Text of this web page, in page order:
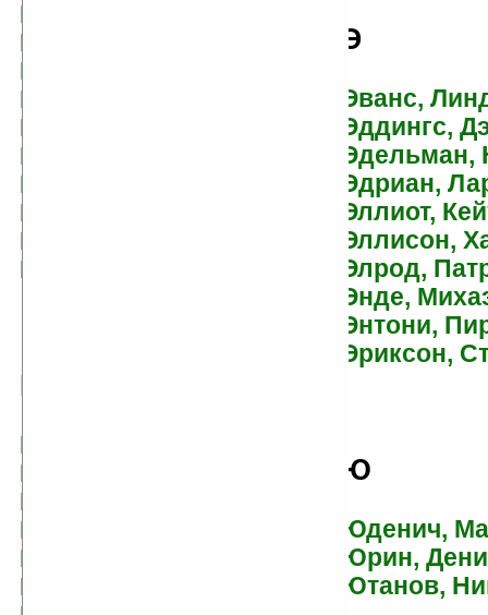
Ибнейзер, Эл
Ибрагимбеков, Максуд
Иванов, Борис
Иванов, Сергей
Иванова, Вероника
Игнатова, Наталья
Ильин, Андрей
Ильин, Владимир
Ипатова, Наталия
Исьемини, Виктор
К
Кавабата, Ясунари
Каганов, Леонид
Казанцев, Александр
Казменко, Сергей
Калабухин, Сергей
Калмыков, Павел
Э
Эванс,
Эддингс,
Эдельман,
Эдриан,
Эллиот,
Эллисон,
Элрод,
Энде,
Энтони,
Эриксон,
Ю
Юденич,
Юрин,
Ютанов,